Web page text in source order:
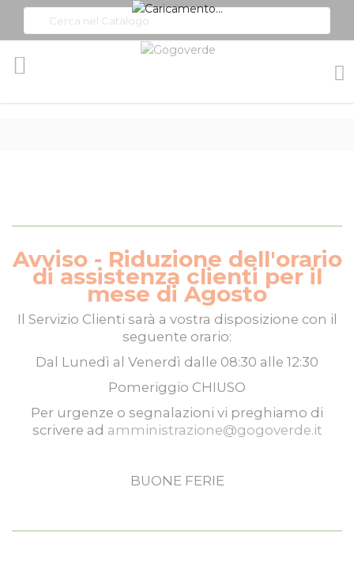
Avviso - Riduzione dell'orario
di assistenza clienti per il
mese di Agosto
Il Servizio Clienti sarà a vostra disposizione con il
seguente orario:
Dal Lunedì al Venerdì dalle 08:30 alle 12:30
Pomeriggio CHIUSO
Per urgenze o segnalazioni vi preghiamo di
scrivere ad amministrazione@gogoverde.it
BUONE FERIE